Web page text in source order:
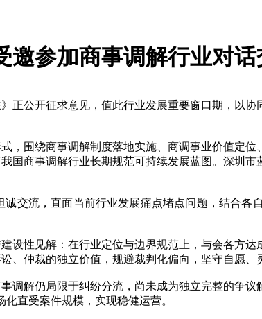
参加商事调解行业对话
正公开征求意见，值此行业发展重要窗口期，以
，围绕商事调解制度落地实施、商调事业价值定位
国商事调解行业长期规范可持续发展蓝图。深圳
交流，直面当前行业发展痛点堵点问题，结合
设性见解：在行业定位与边界规范上，与会各方
、仲裁的独立价值，规避裁判化偏向，坚守自愿、
调解仍局限于纠纷分流，尚未成为独立完整的争
直受案件规模，实现稳健运营。